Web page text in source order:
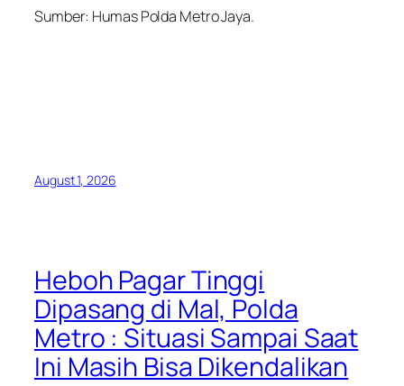
Sumber: Humas Polda Metro Jaya.
August 1, 2026
Heboh Pagar Tinggi
Dipasang di Mal, Polda
Metro : Situasi Sampai Saat
Ini Masih Bisa Dikendalikan